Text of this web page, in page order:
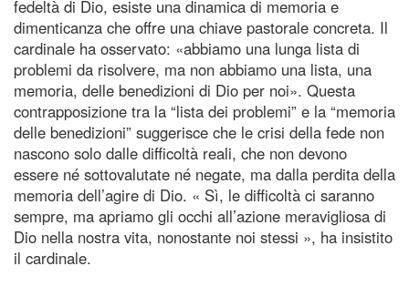
fedeltà di Dio, esiste una dinamica di memoria e
dimenticanza che offre una chiave pastorale concreta. Il
cardinale ha osservato: «abbiamo una lunga lista di
problemi da risolvere, ma non abbiamo una lista, una
memoria, delle benedizioni di Dio per noi». Questa
contrapposizione tra la “lista dei problemi” e la “memoria
delle benedizioni” suggerisce che le crisi della fede non
nascono solo dalle difficoltà reali, che non devono
essere né sottovalutate né negate, ma dalla perdita della
memoria dell’agire di Dio. « Sì, le difficoltà ci saranno
sempre, ma apriamo gli occhi all’azione meravigliosa di
Dio nella nostra vita, nonostante noi stessi », ha insistito
il cardinale.